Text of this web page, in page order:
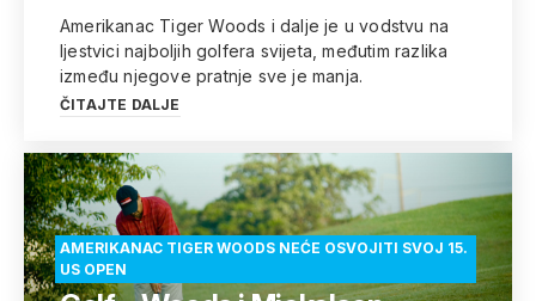
Amerikanac Tiger Woods i dalje je u vodstvu na
ljestvici najboljih golfera svijeta, međutim razlika
između njegove pratnje sve je manja.
ČITAJTE DALJE
AMERIKANAC TIGER WOODS NEĆE OSVOJITI SVOJ 15.
US OPEN